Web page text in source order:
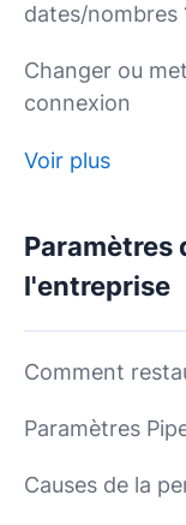
dates/nombres
Changer ou
connexion
Voir plus
Paramètres
l'entreprise
Comment
Paramètres
Causes de la